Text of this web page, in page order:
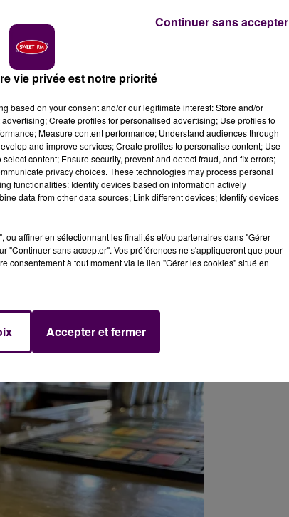
croissante des charges
toutefois plutôt compréhensif :
Samuel."Cela reste un
est à 1,50 euros"tempère Sophia.
vie privée est notre priorité
based on your consent and/or our legitimate interest: Store and/or
Create profiles for personalised advertising; Use profiles to
Measure content performance; Understand audiences through
and improve services; Create profiles to personalise content; Use
content; Ensure security, prevent and detect fraud, and fix errors;
privacy choices. These technologies may process personal
functionalities: Identify devices based on information actively
data from other data sources; Link different devices; Identify devices
ou affiner en sélectionnant les finalités et/ou partenaires dans "Gérer
"Continuer sans accepter". Vos préférences ne s'appliqueront que pour
consentement à tout moment via le lien "Gérer les cookies" situé en
Accepter et fermer
Continuer sans accepter